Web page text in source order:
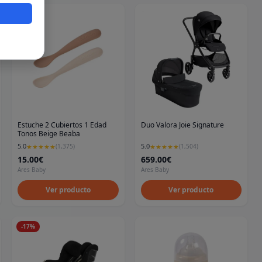
Estuche 2 Cubiertos 1 Edad
Tonos Beige Beaba
5.0★★★★★(1,375)
15.00€
Ares Baby
Ver producto
Duo Valora Joie Signature
5.0★★★★★(1,504)
659.00€
Ares Baby
Ver producto
-17%